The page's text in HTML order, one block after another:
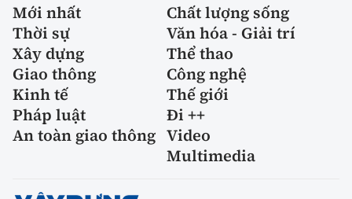
Mới nhất
Chất lượng sống
Thời sự
Văn hóa - Giải trí
Xây dựng
Thể thao
Giao thông
Công nghệ
Kinh tế
Thế giới
Pháp luật
Đi ++
An toàn giao thông Video
Multimedia